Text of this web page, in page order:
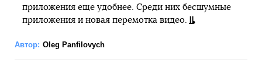
приложения еще удобнее. Среди них бесшумные
приложения и новая перемотка видео.
Автор: Oleg Panfilovych